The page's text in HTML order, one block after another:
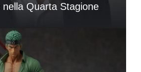
nella Quarta Stagione